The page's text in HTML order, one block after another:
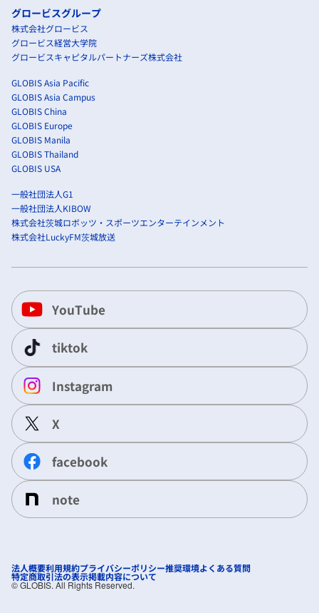
グロービスグループ
株式会社グロービス
グロービス経営大学院
グロービスキャピタルパートナーズ株式会社
GLOBIS Asia Pacific
GLOBIS Asia Campus
GLOBIS China
GLOBIS Europe
GLOBIS Manila
GLOBIS Thailand
GLOBIS USA
一般社団法人G1
一般社団法人KIBOW
株式会社茨城ロボッツ・スポーツエンターテインメント
株式会社LuckyFM茨城放送
YouTube
tiktok
Instagram
X
facebook
note
法人概要利用規約プライバシーポリシー推奨環境よくある質問
特定商取引法の表示掲載内容について
©︎ GLOBIS. All Rights Reserved.